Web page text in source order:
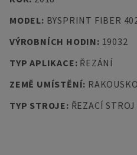
MODEL: BYSPRINT FIBER
VÝROBNÍCH HODIN: 19032
TYP APLIKACE: ŘEZÁNÍ
ZEMĚ UMÍSTĚNÍ: RAKOUSKO
TYP STROJE: ŘEZACÍ